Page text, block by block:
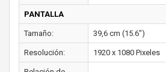
PANTALLA
Tamaño: 39,6 cm (15.6")
Resolución: 1920 x 1080 Pixeles